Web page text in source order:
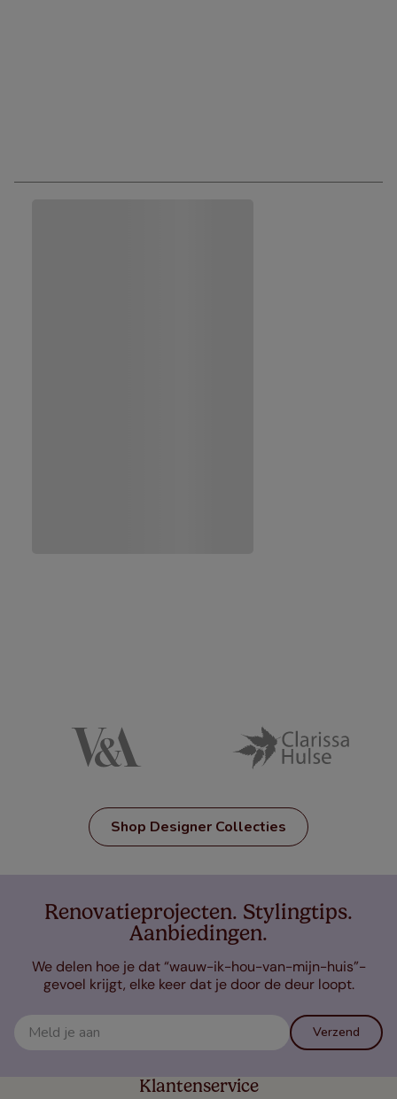
Shop Designer Collecties
Renovatieprojecten. Stylingtips.
Aanbiedingen.
We delen hoe je dat “wauw-ik-hou-van-mijn-huis”-
gevoel krijgt, elke keer dat je door de deur loopt.
Verzend
Klantenservice